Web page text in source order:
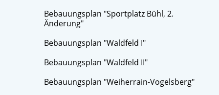
Bebauungsplan "Sportplatz Bühl, 2.
Änderung"
Bebauungsplan "Waldfeld I"
Bebauungsplan "Waldfeld II"
Bebauungsplan "Weiherrain-Vogelsberg"